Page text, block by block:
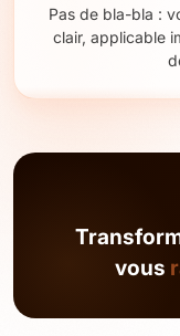
Pas de bla-bla :
clair, applicable
vous